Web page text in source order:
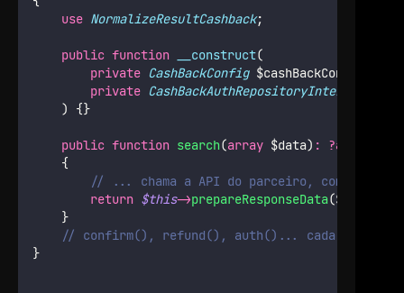
use NormalizeResultCashback;
public function __construct(
private CashBackConfig $cashBackConfig,
private CashBackAuthRepositoryInterface
    ) {}
public function search(array $data) :
?array
    {
// ... chama a API do parceiro, com retry
return $this->prepareResponseData
    }
// confirm(), refund(), auth()... cada um com a
}